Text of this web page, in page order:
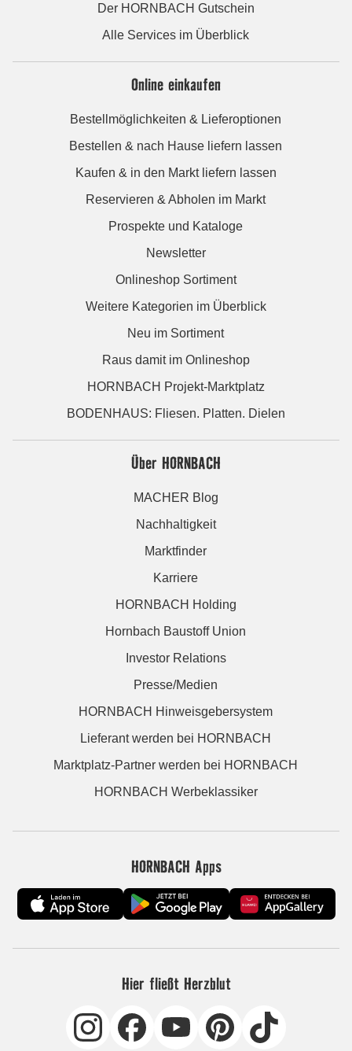
Der HORNBACH Gutschein
Alle Services im Überblick
Online einkaufen
Bestellmöglichkeiten & Lieferoptionen
Bestellen & nach Hause liefern lassen
Kaufen & in den Markt liefern lassen
Reservieren & Abholen im Markt
Prospekte und Kataloge
Newsletter
Onlineshop Sortiment
Weitere Kategorien im Überblick
Neu im Sortiment
Raus damit im Onlineshop
HORNBACH Projekt-Marktplatz
BODENHAUS: Fliesen. Platten. Dielen
Über HORNBACH
MACHER Blog
Nachhaltigkeit
Marktfinder
Karriere
HORNBACH Holding
Hornbach Baustoff Union
Investor Relations
Presse/Medien
HORNBACH Hinweisgebersystem
Lieferant werden bei HORNBACH
Marktplatz-Partner werden bei HORNBACH
HORNBACH Werbeklassiker
HORNBACH Apps
Hier fließt Herzblut